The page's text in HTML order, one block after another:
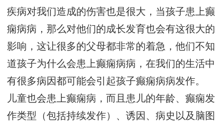
疾病对我们造成的伤害也是很大，当孩子患上癫
痫病病，那么对他们的成长发育也会有这很大的
影响，这让很多的父母都非常的着急，他们不知
道孩子为什么会患上癫痫病病，在我们的生活中
有很多病因都可能会引起孩子癫痫病病发作。
儿童也会患上癫痫病，而且患儿的年龄、癫痫发
作类型（包括持续发作）、诱因、病史以及脑图